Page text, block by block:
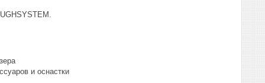
и оснастки